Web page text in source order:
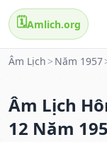
🗓️Amlich.org
Âm Lịch > Năm 1957
Âm Lịch
12 Năm